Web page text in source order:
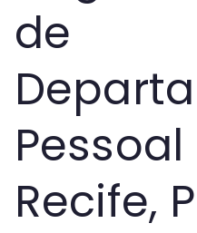
de
Pessoal
Recife,